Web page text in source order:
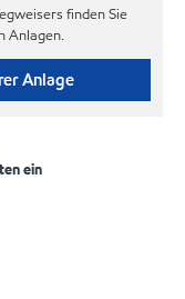
finden Sie
Anlagen.
Anlage
ein